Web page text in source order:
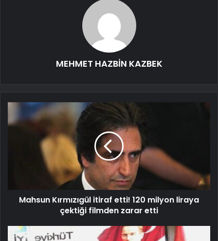
MEHMET HAZBİN KAZBEK
Mahsun Kırmızıgül itiraf etti! 120 milyon liraya
çektiği filmden zarar etti